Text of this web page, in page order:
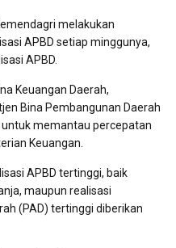
melakukan
APBD setiap minggunya,
APBD.
Keuangan Daerah,
Bina Pembangunan Daerah
memantau percepatan
Keuangan.
APBD tertinggi, baik
maupun realisasi
(PAD) tertinggi diberikan